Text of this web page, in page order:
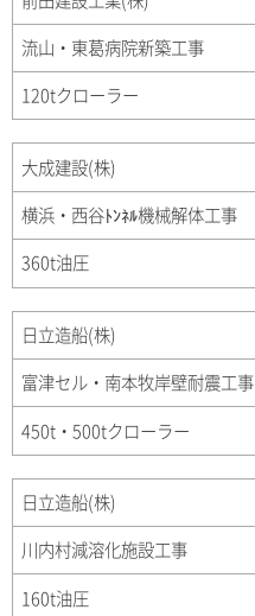
流山・東葛病院新築工事
120tクローラー
大成建設(株)
横浜・西谷ﾄﾝﾈﾙ機械解体工事
360t油圧
日立造船(株)
富津セル・南本牧岸壁耐震工事
450t・500tクローラー
日立造船(株)
川内村減溶化施設工事
160t油圧